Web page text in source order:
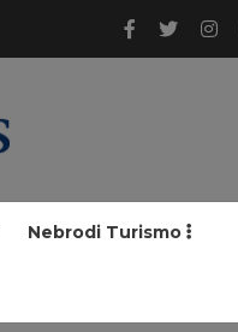
Nebrodi Turismo